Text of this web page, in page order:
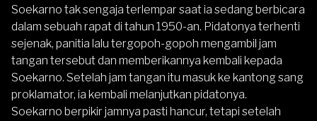
Soekarno tak sengaja terlempar saat ia sedang berbicara
dalam sebuah rapat di tahun 1950-an. Pidatonya terhenti
sejenak, panitia lalu tergopoh-gopoh mengambil jam
tangan tersebut dan memberikannya kembali kepada
Soekarno. Setelah jam tangan itu masuk ke kantong sang
proklamator, ia kembali melanjutkan pidatonya.
Soekarno berpikir jamnya pasti hancur, tetapi setelah